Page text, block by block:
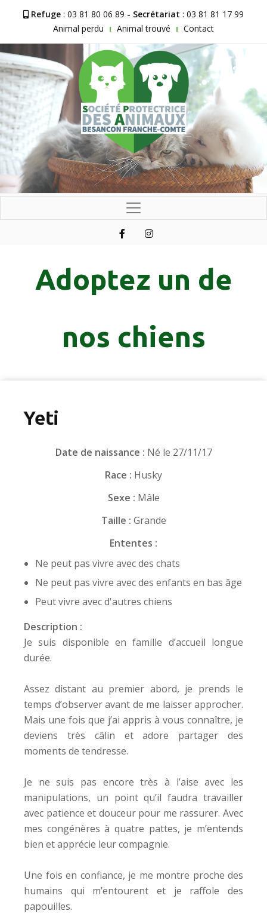
Refuge : 03 81 80 06 89 - Secrétariat : 03 81 81 17 99
Animal perdu
Animal trouvé Contact
Adoptez un de
nos chiens
Yeti
Date de naissance : Né le 27/11/17
Race : Husky
Sexe : Mâle
Taille : Grande
Ententes :
Ne peut pas vivre avec des chats
Ne peut pas vivre avec des enfants en bas âge
Peut vivre avec d'autres chiens
Description :
Je suis disponible en famille d’accueil longue
durée.
Assez distant au premier abord, je prends le
temps d’observer avant de me laisser approcher.
Mais une fois que j’ai appris à vous connaître, je
deviens très câlin et adore partager des
moments de tendresse.
Je ne suis pas encore très à l’aise avec les
manipulations, un point qu’il faudra travailler
avec patience et douceur pour me rassurer. Avec
mes congénères à quatre pattes, je m’entends
bien et apprécie leur compagnie.
Une fois en confiance, je me montre proche des
humains qui m’entourent et je raffole des
papouilles.